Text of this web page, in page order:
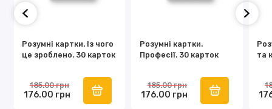
Розумні картки. Із чого
це зроблено. 30 карток
176.00 грн
185.00 грн
Розумні картки.
Професії. 30 карток
176.00 грн
185.00 грн
та